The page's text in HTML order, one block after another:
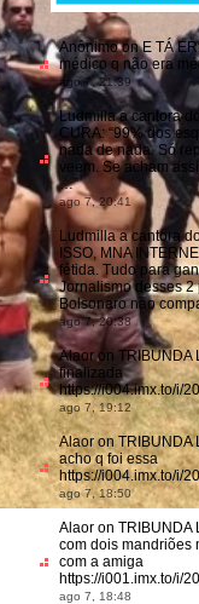
AnônimoonE TÁ
médico q não era
ago 7, 21:39
Ludmilla a cantora
CURA: “99% dos
nada de nada. Só
veem. Se acham
…”
ago 7, 20:41
Ludmilla a cantora
ISSO, MNA
fétida. Tudo para
Jornalismo desses
Bolsonaro não
ago 7, 20:38
Alaoron TRIBUNDA
finalizada
https://i004.imx.to/i/
ago 7, 19:12
AlaoronTRIBUNDA
acho q foi essa
https://i004.imx.to/i/
ago 7, 18:50
Alaor on TRIBUNDA
com dois mandriões
com a amiga
https://i001.imx.to/i/
ago 7, 18:48